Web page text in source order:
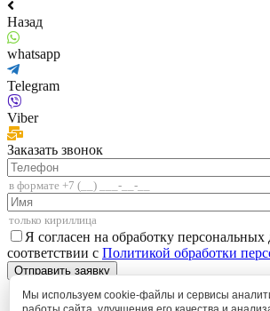
Назад
whatsapp
Telegram
Viber
Заказать звонок
Я согласен на обработку
соответствии с Политикой обработки
Мы используем cookie-файлы и сервисы